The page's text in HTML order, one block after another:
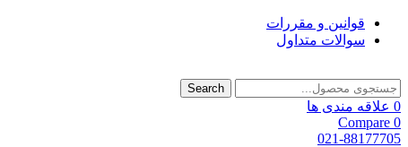
قوانین و مقررات
سوالات متداول
Search
0 علاقه مندی ها
0
Compare
021-88177705